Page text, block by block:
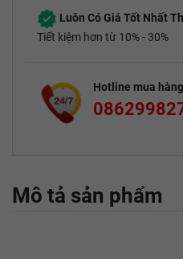
Luôn Có Giá Tốt Nhất
Tiết kiệm hơn từ 10% - 30%
Hotline mua hàng
Mô tả sản phẩm